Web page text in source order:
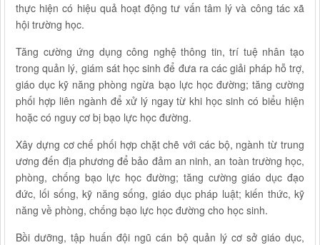
thực hiện có hiệu quả hoạt động tư vấn tâm lý và công tác xã
hội trường học.
Tăng cường ứng dụng công nghệ thông tin, trí tuệ nhân tạo
trong quản lý, giám sát học sinh để đưa ra các giải pháp hỗ trợ,
giáo dục kỹ năng phòng ngừa bạo lực học đường; tăng cường
phối hợp liên ngành để xử lý ngay từ khi học sinh có biểu hiện
hoặc có nguy cơ bị bạo lực học đường.
Xây dựng cơ chế phối hợp chặt chẽ với các bộ, ngành từ trung
ương đến địa phương để bảo đảm an ninh, an toàn trường học,
phòng, chống bạo lực học đường; tăng cường giáo dục đạo
đức, lối sống, kỹ năng sống, giáo dục pháp luật; kiến thức, kỹ
năng về phòng, chống bạo lực học đường cho học sinh.
Bồi dưỡng, tập huấn đội ngũ cán bộ quản lý cơ sở giáo dục,